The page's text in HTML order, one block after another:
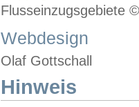
Flusseinzugsgebiete
Webdesign
Olaf Gottschall
Hinweis